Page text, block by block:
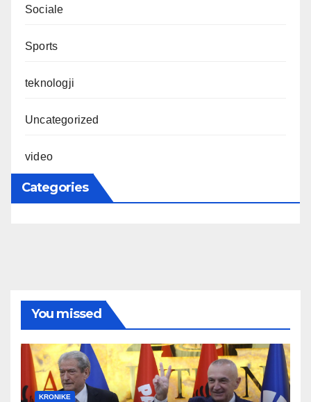
Sociale
Sports
teknologji
Uncategorized
video
Categories
You missed
KRONIKE